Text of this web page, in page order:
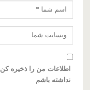
اطلاعات من را ذخیره کن
نداشته باشم